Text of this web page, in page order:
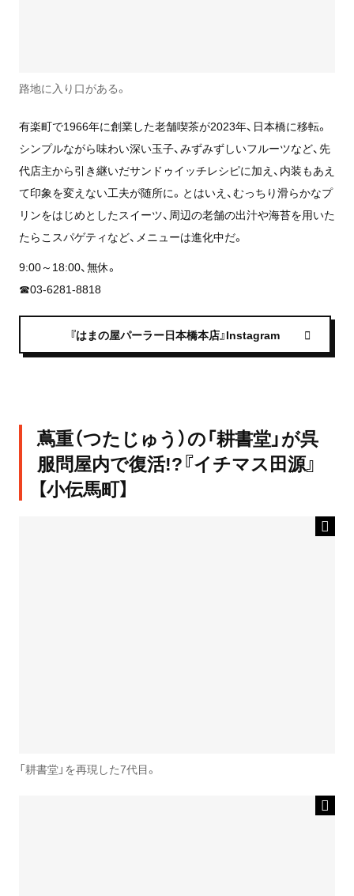
路地に入り口がある。
有楽町で1966年に創業した老舗喫茶が2023年、日本橋に移転。
シンプルながら味わい深い玉子、みずみずしいフルーツなど、先
代店主から引き継いだサンドゥイッチレシピに加え、内装もあえ
て印象を変えない工夫が随所に。とはいえ、むっちり滑らかなプ
リンをはじめとしたスイーツ、周辺の老舗の出汁や海苔を用いた
たらこスパゲティなど、メニューは進化中だ。
9:00～18:00、無休。
☎03-6281-8818
『はまの屋パーラー日本橋本店』Instagram
蔦重（つたじゅう）の「耕書堂」が呉
服問屋内で復活!?『イチマス田源』
【小伝馬町】
「耕書堂」を再現した7代目。